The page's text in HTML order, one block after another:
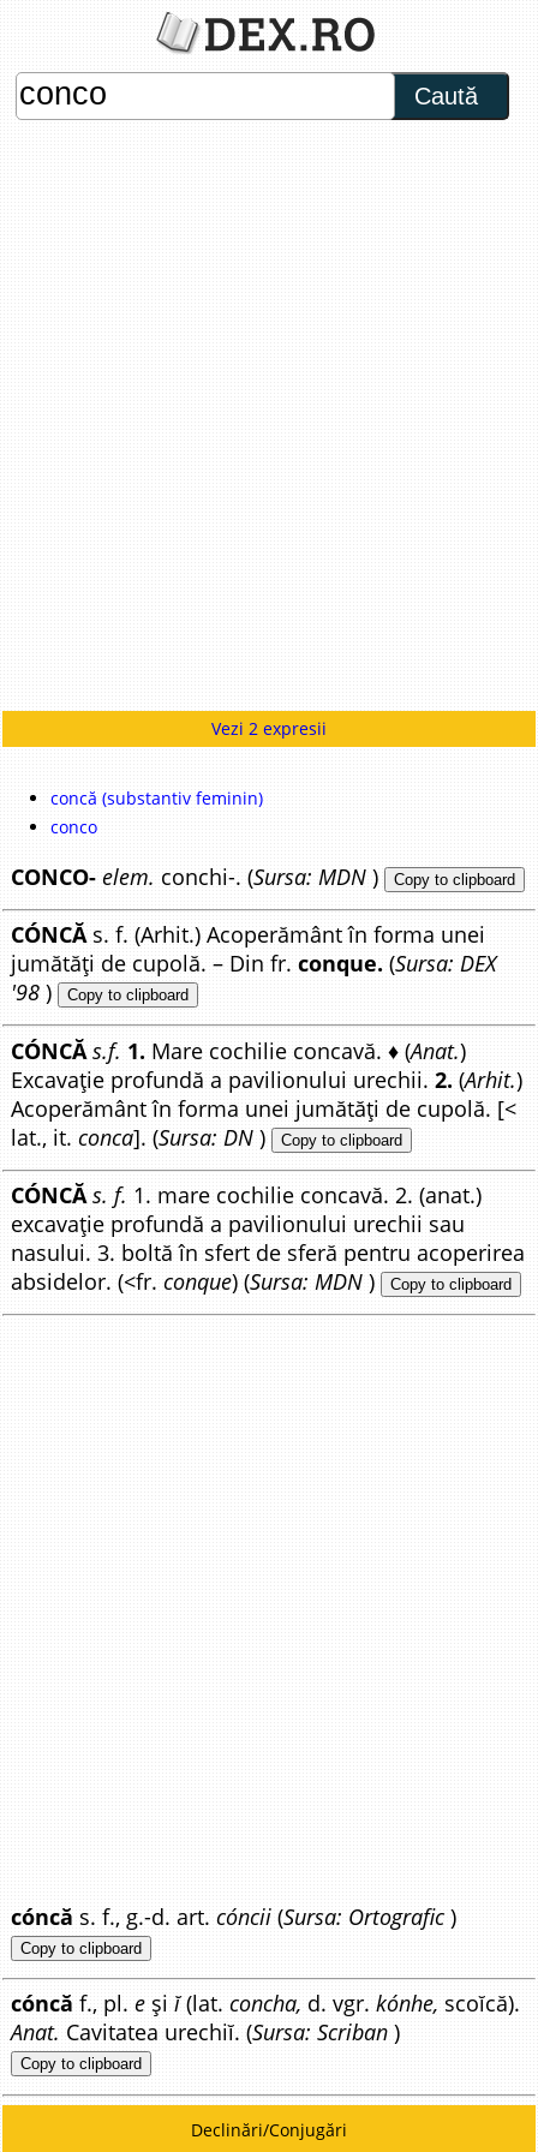
Caută
Vezi 2 expresii
concă (substantiv feminin)
conco
CONCO- elem. conchi-. (Sursa: MDN ) Copy to clipboard
CÓNCĂs. f. (Arhit.) Acoperământ în forma unei
jumătăți de cupolă. – Din fr.conque. (Sursa: DEX
'98 ) Copy to clipboard
CÓNCĂ s.f. 1. Mare cochilie concavă. ♦ (Anat.)
Excavație profundă a pavilionului urechii.2. (Arhit.)
Acoperământ în forma unei jumătăți de cupolă. [<
lat., it.conca]. (Sursa: DN ) Copy to clipboard
CÓNCĂ s. f. 1. mare cochilie concavă. 2. (anat.)
excavație profundă a pavilionului urechii sau
nasului. 3. boltă în sfert de sferă pentru acoperirea
absidelor. (<fr.conque) (Sursa: MDN ) Copy to clipboard
cóncă s. f., g.-d. art.cóncii (Sursa: Ortografic )
Copy to clipboard
cóncă f., pl.e șiĭ(lat.concha, d. vgr.kónhe, scoĭcă).
Anat. Cavitatea urechiĭ. (Sursa: Scriban )
Copy to clipboard
Declinări/Conjugări